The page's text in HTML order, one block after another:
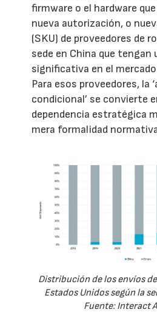
firmware o el hardware
nueva autorización, o
(SKU) de proveedores de
sede en China que tengan
significativa en el
Para esos proveedores, la
condicional’ se convierte
dependencia estratégica
mera formalidad
Distribución de los envíos
Estados Unidos según la
Fuente: Interact